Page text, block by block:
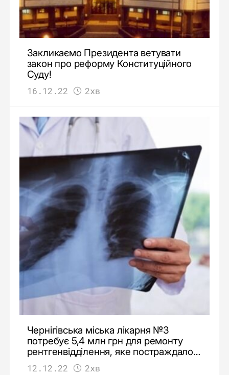
Закликаємо Президента ветувати
закон про реформу Конституційного
Суду!
16.12.22 2хв
Чернігівська міська лікарня №3
потребує 5,4 млн грн для ремонту
рентгенвідділення, яке постраждало в
результаті російських обстрілів
12.12.22 2хв